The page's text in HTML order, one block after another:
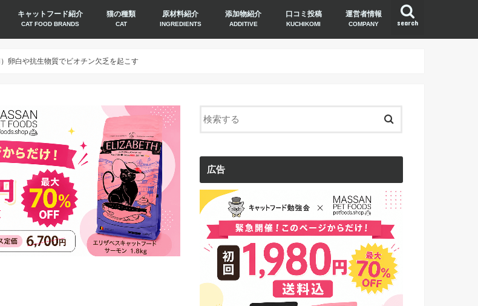
search
キャットフード紹介
CAT FOOD BRANDS
猫の種類
CAT
原材料紹介
INGREDIENTS
添加物紹介
ADDITIVE
口コミ投稿
KUCHIKOMI
運営者情報
COMPANY
卵白や抗生物質でビオチン欠乏を起こす
広告